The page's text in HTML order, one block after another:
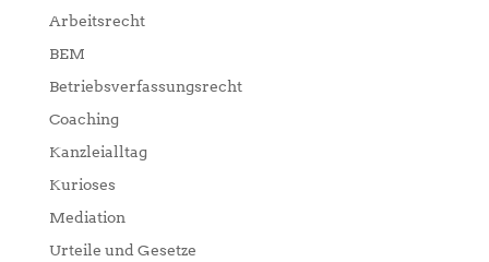
Arbeitsrecht
BEM
Betriebsverfassungsrecht
Coaching
Kanzleialltag
Kurioses
Mediation
Urteile und Gesetze